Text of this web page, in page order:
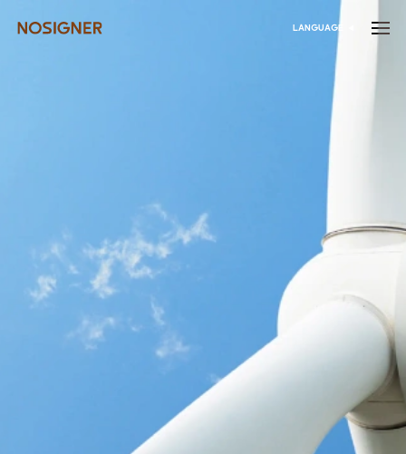
الرئيسية اختر اللغة
LANGUAGE